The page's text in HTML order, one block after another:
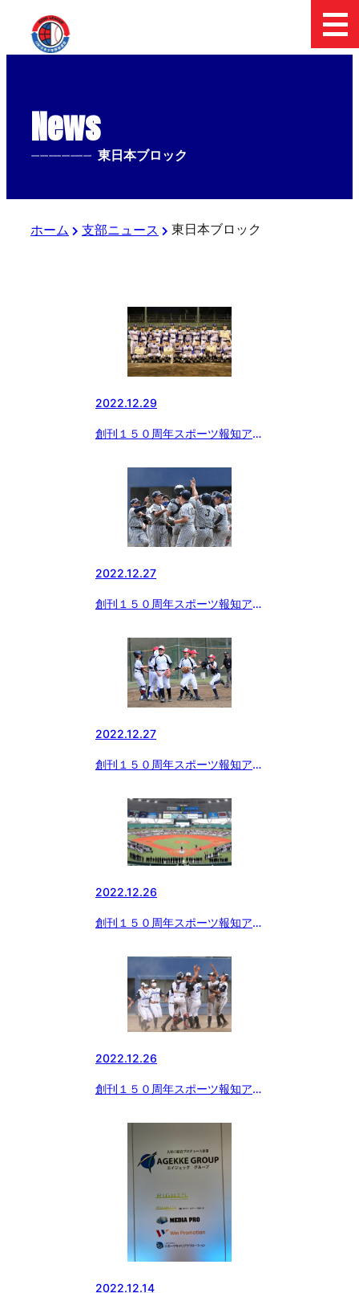
News
-------------- 東日本ブロック
ホーム 支部ニュース 東日本ブロック
2022.12.29
創刊１５０周年スポーツ報知アー
し いま そしてこれから…」
2022.12.27
創刊１５０周年スポーツ報知アー
し いま そしてこれから…」
2022.12.27
創刊１５０周年スポーツ報知アー
し いま そしてこれから…」
（３）
2022.12.26
創刊１５０周年スポーツ報知アー
し いま そしてこれから…」
（２）
2022.12.26
創刊１５０周年スポーツ報知アー
し いま そしてこれから…」
2022.12.14